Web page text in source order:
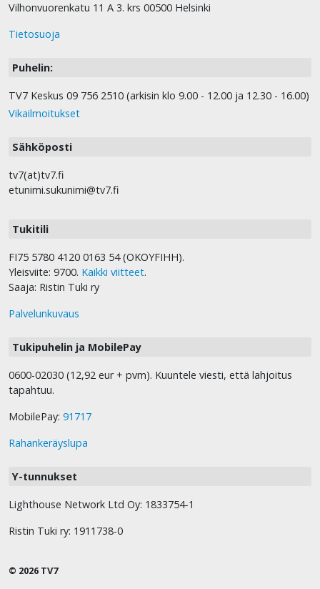
Vilhonvuorenkatu 11 A 3. krs 00500 Helsinki
Tietosuoja
Puhelin:
TV7 Keskus 09 756 2510 (arkisin klo 9.00 - 12.00 ja 12.30 - 16.00)
Vikailmoitukset
Sähköposti
tv7(at)tv7.fi
etunimi.sukunimi@tv7.fi
Tukitili
FI75 5780 4120 0163 54 (OKOYFIHH).
Yleisviite: 9700. Kaikki viitteet.
Saaja: Ristin Tuki ry
Palvelunkuvaus
Tukipuhelin ja MobilePay
0600-02030 (12,92 eur + pvm). Kuuntele viesti, että lahjoitus
tapahtuu.
MobilePay: 91717
Rahankeräyslupa
Y-tunnukset
Lighthouse Network Ltd Oy: 1833754-1
Ristin Tuki ry: 1911738-0
© 2026 TV7